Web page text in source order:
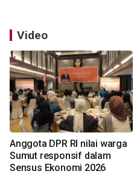
Video
Anggota DPR RI nilai warga
Sumut responsif dalam
Sensus Ekonomi 2026